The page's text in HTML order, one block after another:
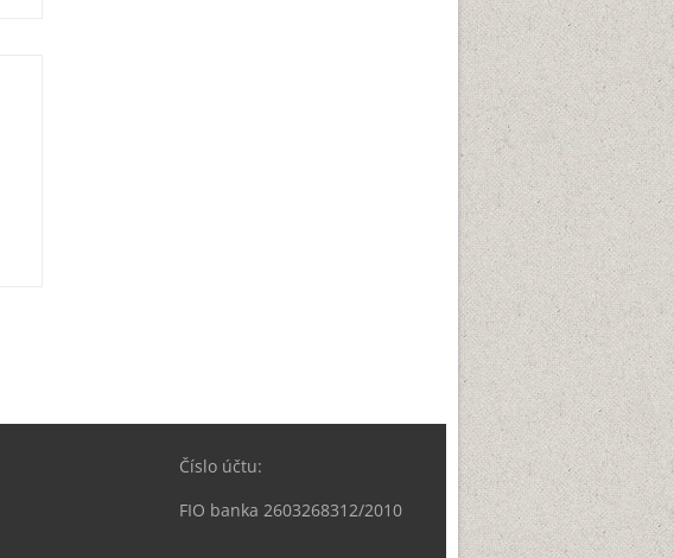
Číslo účtu:
FIO banka 2603268312/2010